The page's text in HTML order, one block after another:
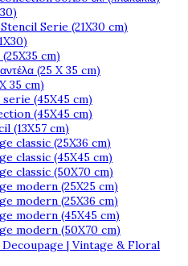
Serie (21X30 cm)
cm)
(25 X 35 cm)
35 cm)
(45X45 cm)
(45X45 cm)
(13X57 cm)
classic (25X36 cm)
classic (45X45 cm)
classic (50X70 cm)
modern (25X25 cm)
modern (25X36 cm)
modern (45X45 cm)
modern (50X70 cm)
Decoupage | Vintage & Floral